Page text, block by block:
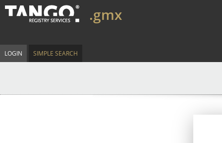
.gmx
LOGIN SIMPLE SEARCH